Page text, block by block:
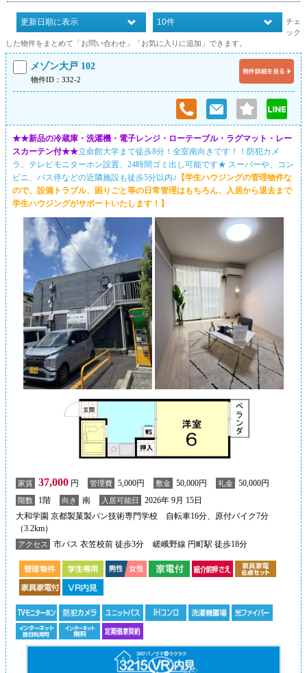
チェ
ック
した物件をまとめて「お問い合わせ」「お気に入りに追加」できます。
メゾン大戸 102
物件ID：332-2
★★新品の冷蔵庫・洗濯機・電子レンジ・ローテーブル・ラグマット・レー
スカーテン付★★立命館大学まで徒歩8分！全室南向きです！！防犯カメ
ラ、テレビモニターホン設置、24時間ゴミ出し可能です★ スーパーや、コン
ビニ、バス停などの近隣施設も徒歩5分以内♪ 【学生ハウジングの管理物件な
ので、設備トラブル、困りごと等の日常管理はもちろん、入居から退去まで
学生ハウジングがサポートいたします！】
家賃 37,000 円 管理費 5,000円 敷金 50,000円 礼金 50,000円
階数 1階 向き 南 入居可能日
2026年 9月 15日
大和学園 京都製菓製パン技術専門学校 自転車16分、原付バイク7分
（3.2km）
アクセス 市バス 衣笠校前 徒歩3分 嵯峨野線 円町駅 徒歩18分